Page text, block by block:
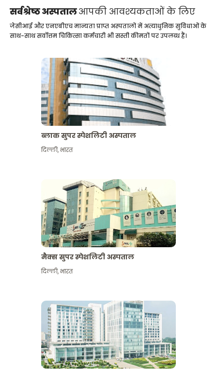
सर्वश्रेष्ठ अस्पतालआपकी आवश्यकताओं के लिए
जेसीआई और एनएबीएच मान्यता प्राप्त अस्पतालों में अत्याधुनिक सुविधाओं के
साथ-साथ सर्वोत्तम चिकित्सा कर्मचारी भी सस्ती कीमतों पर उपलब्ध हैं।
ब्लाक सुपर स्पेशलिटी अस्पताल
दिल्ली,भारत
मैक्स सुपर स्पेशलिटी अस्पताल
दिल्ली,भारत